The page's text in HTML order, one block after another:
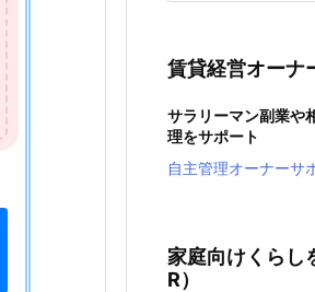
賃貸経営オーナ
サラリーマン副業や
理をサポート
自主管理オーナーサ
家庭向けくらし
R）